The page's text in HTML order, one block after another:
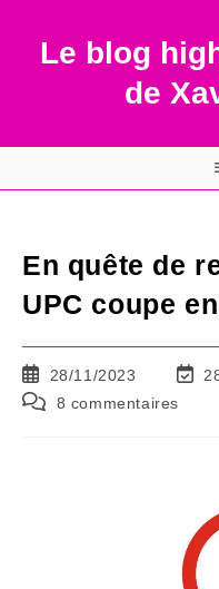
contentLe blog
de
En quête de
UPC coupe
Publication
publiée :
28/11/2023
Commentaires
8 commentaires